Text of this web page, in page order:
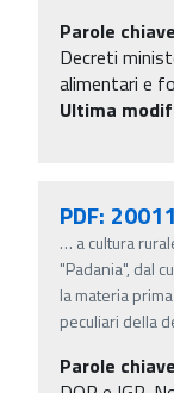
Parole chiave
Decreti
alimentari e
Ultima
PDF:
… a cultura
"Padania", dal
la materia
peculiari della
Parole chiave